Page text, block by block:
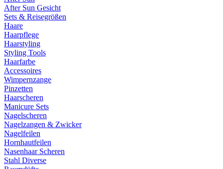
After Sun Gesicht
Sets & Reisegrößen
Haare
Haarpflege
Haarstyling
Styling Tools
Haarfarbe
Accessoires
Wimpernzange
Pinzetten
Haarscheren
Manicure Sets
Nagelscheren
Nagelzangen & Zwicker
Nagelfeilen
Hornhautfeilen
Nasenhaar Scheren
Stahl Diverse